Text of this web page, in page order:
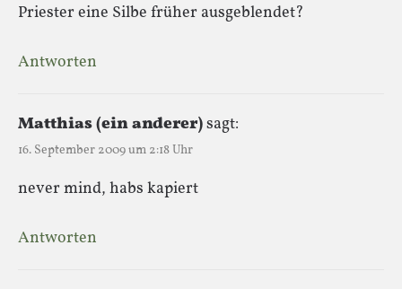
Priester eine Silbe früher ausgeblendet?
Antworten
Matthias (ein anderer)sagt:
16. September 2009 um 2:18 Uhr
never mind, habs kapiert
Antworten